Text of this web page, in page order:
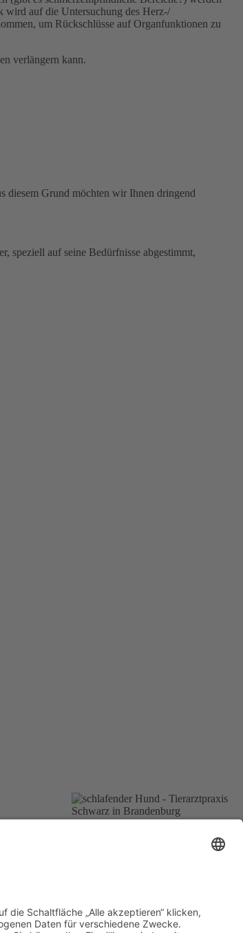
wird auf die Untersuchung des Herz-/
um Rückschlüsse auf Organfunktionen zu
verlängern kann.
diesem Grund möchten wir Ihnen dringend
speziell auf seine Bedürfnisse abgestimmt,